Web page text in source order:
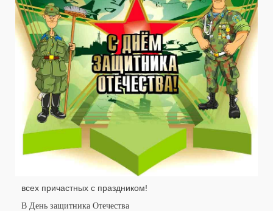
всех причастных с праздником!
В День защитника Отечества